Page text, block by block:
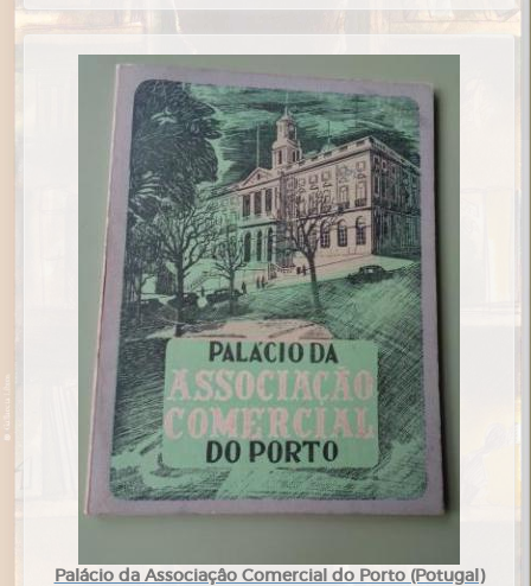
Palácio da Associaçâo Comercial do Porto (Potugal)